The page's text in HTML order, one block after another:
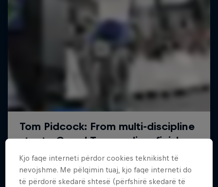
How to MTB
Technique tips from Rob Warner and Thomas
Oehler
Kjo faqe interneti përdor cookies teknikisht të
nevojshme. Me pëlqimin tuaj, kjo faqe interneti do
të përdorë skedarë shtesë (përfshirë skedarë të